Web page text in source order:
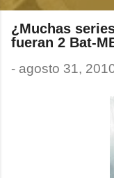
¿Muchas
fueran 2 Bat-
- agosto 31,